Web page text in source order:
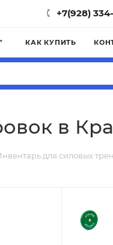
+7(928)
КАК КУПИТЬ
в
для силовых